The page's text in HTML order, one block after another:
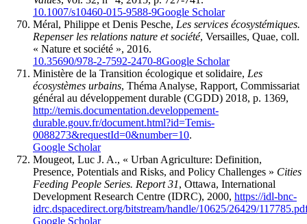
10.1007/s10460-015-9588-9Google Scholar
Méral, Philippe et Denis Pesche, Les services écosystémiques.
Repenser les relations nature et société, Versailles, Quae, coll.
« Nature et société », 2016.
10.35690/978-2-7592-2470-8Google Scholar
Ministère de la Transition écologique et solidaire, Les
écosystèmes urbains, Théma Analyse, Rapport, Commissariat
général au développement durable (CGDD) 2018, p. 1369,
http://temis.documentation.developpement-
durable.gouv.fr/document.html?id=Temis-
0088273&requestId=0&number=10.
Google Scholar
Mougeot, Luc J. A., « Urban Agriculture: Definition,
Presence, Potentials and Risks, and Policy Challenges » Cities
Feeding People Series. Report 31, Ottawa, International
Development Research Centre (IDRC), 2000, https://idl-bnc-
idrc.dspacedirect.org/bitstream/handle/10625/26429/
Google Scholar